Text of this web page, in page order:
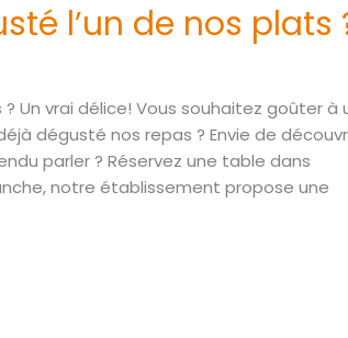
l’un de nos plats
Un vrai délice! Vous souhaitez goûter à
dégusté nos repas ? Envie de
parler ? Réservez une table dans
notre établissement propose une